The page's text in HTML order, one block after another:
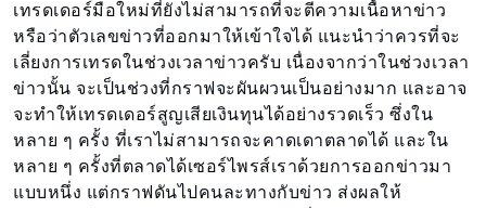
เทรดเดอร์มือใหม่ที่ยังไม่สามารถที่จะตีความเนื้อหาข่าว
หรือว่าตัวเลขข่าวที่ออกมาให้เข้าใจได้ แนะนำว่าควรที่จะ
เลี่ยงการเทรดในช่วงเวลาข่าวครับ เนื่องจากว่าในช่วงเวลา
ข่าวนั้น จะเป็นช่วงที่กราฟจะผันผวนเป็นอย่างมาก และอาจ
จะทำให้เทรดเดอร์สูญเสียเงินทุนได้อย่างรวดเร็ว ซึ่งใน
หลาย ๆ ครั้ง ที่เราไม่สามารถจะคาดเดาตลาดได้ และใน
หลาย ๆ ครั้งที่ตลาดได้เซอร์ไพรส์เราด้วยการออกข่าวมา
แบบหนึ่ง แต่กราฟดันไปคนละทางกับข่าว ส่งผลให้